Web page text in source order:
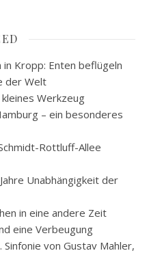
Kropp: Enten beflügeln
der Welt
Werkzeug
– ein besonderes
Rottluff-Allee
Unabhängigkeit der
in eine andere Zeit
eine Verbeugung
von Gustav Mahler,